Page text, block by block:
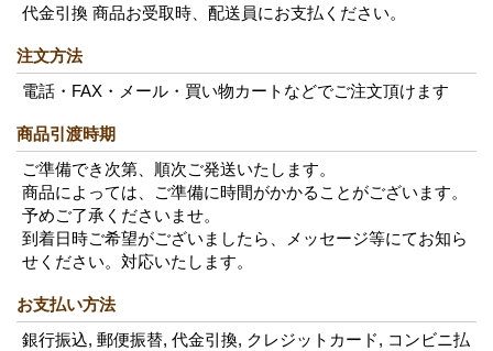
代金引換 商品お受取時、配送員にお支払ください。
注文方法
電話・FAX・メール・買い物カートなどでご注文頂けます
商品引渡時期
ご準備でき次第、順次ご発送いたします。
商品によっては、ご準備に時間がかかることがございます。
予めご了承くださいませ。
到着日時ご希望がございましたら、メッセージ等にてお知ら
せください。対応いたします。
お支払い方法
銀行振込, 郵便振替, 代金引換, クレジットカード, コンビニ払